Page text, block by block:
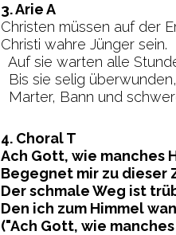
3. Arie A
Christen müssen auf der
Christi wahre Jünger sein.
Auf sie warten alle
Bis sie selig überwunden,
Marter, Bann und
4. Choral T
Ach Gott, wie manches
Begegnet mir zu dieser
Der schmale Weg ist
Den ich zum Himmel
("Ach Gott, wie